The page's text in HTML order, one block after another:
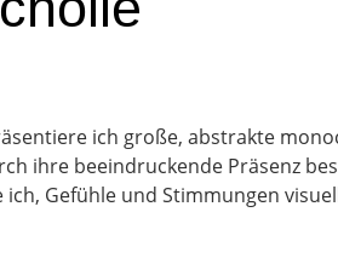
ich große, abstrakte
ihre beeindruckende Präsenz
Gefühle und Stimmungen